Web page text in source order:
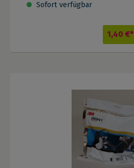
Sofort verfügbar
1,40 €*